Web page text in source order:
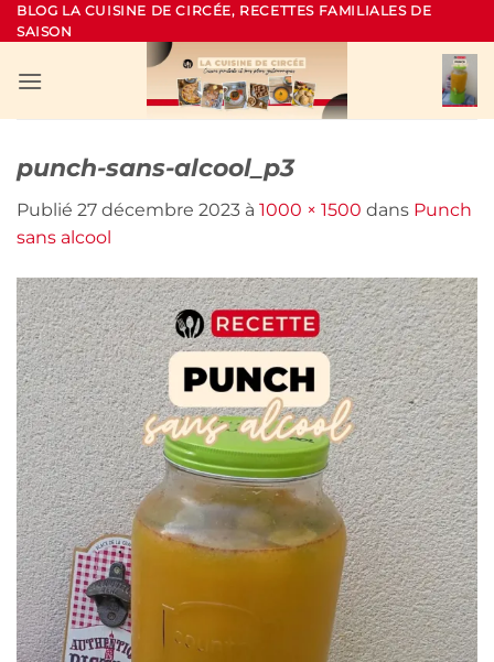
Passer
au
BLOG LA CUISINE DE CIRCÉE, RECETTES FAMILIALES DE
SAISON
punch-sans-alcool_p3
Publié 27 décembre 2023 à 1000 × 1500 dans Punch
sans alcool